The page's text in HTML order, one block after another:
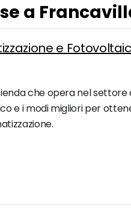
a
e
che opera nel
e i modi migliori per